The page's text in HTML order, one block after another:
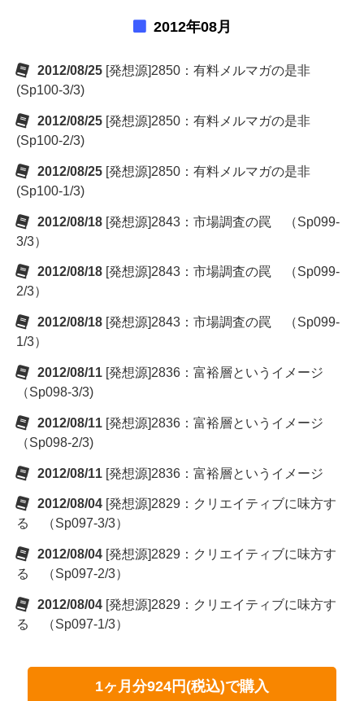
2012年08月
2012/08/25 [発想源]2850：有料メルマガの是非
(Sp100-3/3)
2012/08/25 [発想源]2850：有料メルマガの是非
(Sp100-2/3)
2012/08/25 [発想源]2850：有料メルマガの是非
(Sp100-1/3)
2012/08/18 [発想源]2843：市場調査の罠 （Sp099-
3/3）
2012/08/18 [発想源]2843：市場調査の罠 （Sp099-
2/3）
2012/08/18 [発想源]2843：市場調査の罠 （Sp099-
1/3）
2012/08/11 [発想源]2836：富裕層というイメージ
（Sp098-3/3)
2012/08/11 [発想源]2836：富裕層というイメージ
（Sp098-2/3)
2012/08/11 [発想源]2836：富裕層というイメージ
2012/08/04 [発想源]2829：クリエイティブに味方す
る （Sp097-3/3）
2012/08/04 [発想源]2829：クリエイティブに味方す
る （Sp097-2/3）
2012/08/04 [発想源]2829：クリエイティブに味方す
る （Sp097-1/3）
1ヶ月分924円(税込)で購入